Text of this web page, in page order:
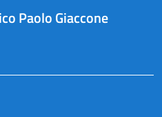
Paolo Giaccone